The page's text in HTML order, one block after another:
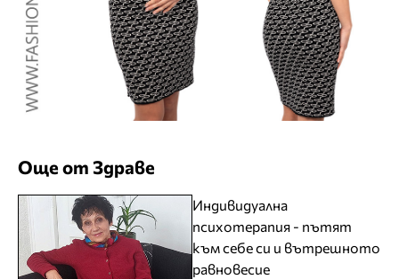
Още от Здраве
Индивидуална
психотерапия - пътят
към себе си и вътрешното
равновесие